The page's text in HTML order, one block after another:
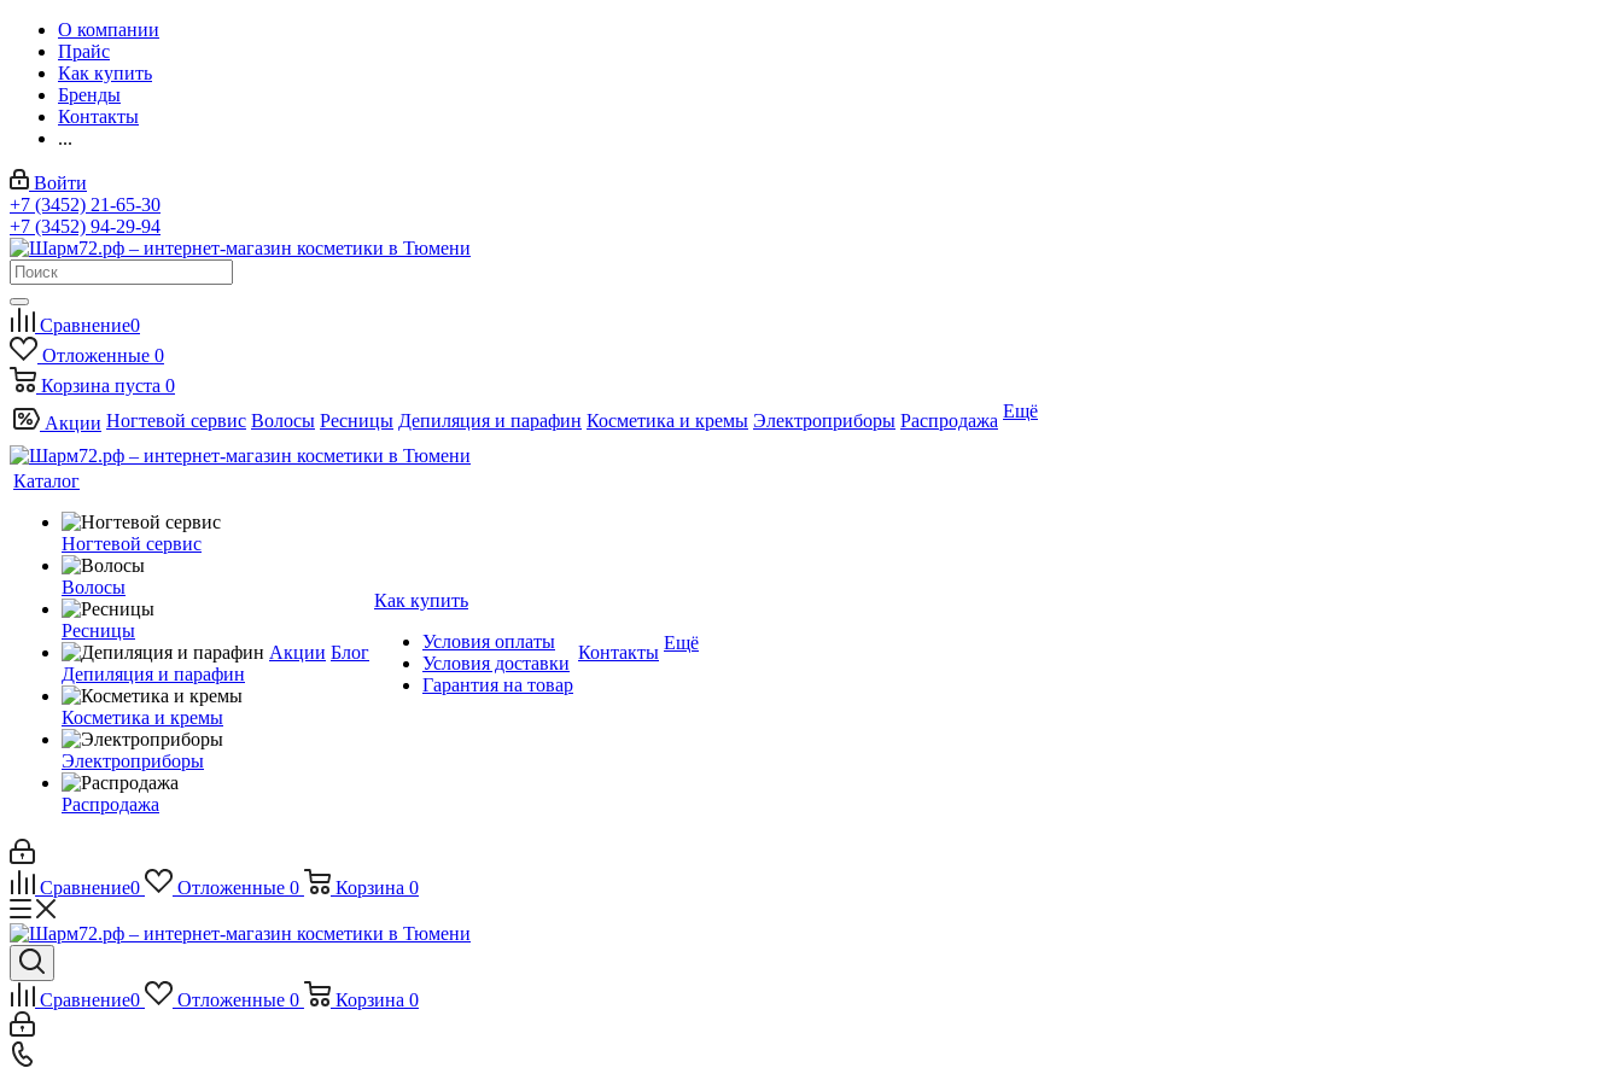
О компании
Прайс
Как купить
Бренды
Контакты
...
Войти
+7 (3452) 21-65-30
+7 (3452) 94-29-94
Сравнение0
Отложенные 0
Корзина пуста 0
Акции Ногтевой сервис Волосы Ресницы Депиляция и парафин Косметика и кремы Электроприборы Распродажа Ещё
Каталог
Ногтевой сервис
Волосы
Ресницы
Депиляция и парафин
Косметика и кремы
Электроприборы
Распродажа
Акции Блог
Как купить
Условия оплаты
Условия доставки
Гарантия на товар
Контакты Ещё
Сравнение0 Отложенные 0 Корзина 0
Сравнение0 Отложенные 0 Корзина 0